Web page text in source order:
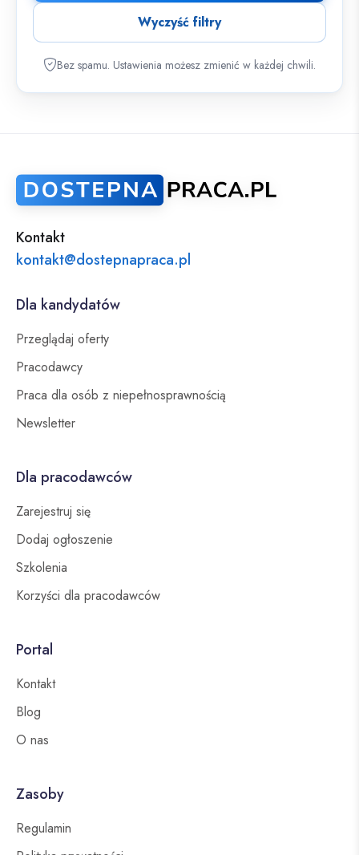
Wyczyść filtry
Bez spamu. Ustawienia możesz zmienić w każdej chwili.
Kontakt
kontakt@dostepnapraca.pl
Dla kandydatów
Przeglądaj oferty
Pracodawcy
Praca dla osób z niepełnosprawnością
Newsletter
Dla pracodawców
Zarejestruj się
Dodaj ogłoszenie
Szkolenia
Korzyści dla pracodawców
Portal
Kontakt
Blog
O nas
Zasoby
Regulamin